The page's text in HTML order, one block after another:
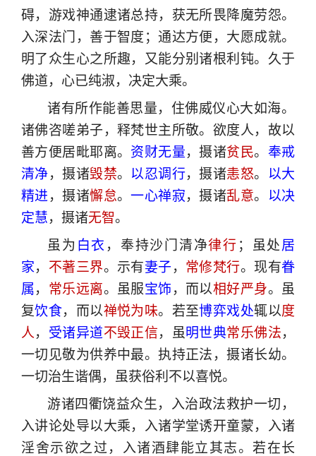
碍，游戏神通逮诸总持，获无所畏降魔劳怨。
入深法门，善于智度；通达方便，大愿成就。
明了众生心之所趣，又能分别诸根利钝。久于
佛道，心已纯淑，决定大乘。
诸有所作能善思量，住佛威仪心大如海。
诸佛咨嗟弟子，释梵世主所敬。欲度人，故以
善方便居毗耶离。 资财无量，摄诸贫民。 奉戒
清净，摄诸毁禁。 以忍调行，摄诸恚怒。
以大
精进 ，摄诸懈怠。一心禅寂，摄诸乱意。
以决
定慧，摄诸无智。
虽为 白衣 ，奉持沙门清净律行 ；虽处居
家， 不著三界。示有妻子 ， 常修梵行。现有眷
属， 常乐远离。虽服宝饰 ，而以相好严身。虽
复饮食，而以禅悦为味。若至博弈戏处辄以度
人 ， 受诸异道不毁正信，虽明世典常乐佛法，
一切见敬为供养中最。执持正法，摄诸长幼。
一切治生谐偶，虽获俗利不以喜悦。
游诸四衢饶益众生，入治政法救护一切，
入讲论处导以大乘，入诸学堂诱开童蒙，入诸
淫舍示欲之过，入诸酒肆能立其志。若在长